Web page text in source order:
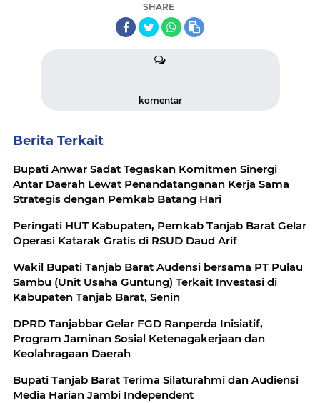
SHARE
komentar
Berita Terkait
Bupati Anwar Sadat Tegaskan Komitmen Sinergi
Antar Daerah Lewat Penandatanganan Kerja Sama
Strategis dengan Pemkab Batang Hari
Peringati HUT Kabupaten, Pemkab Tanjab Barat Gelar
Operasi Katarak Gratis di RSUD Daud Arif
Wakil Bupati Tanjab Barat Audensi bersama PT Pulau
Sambu (Unit Usaha Guntung) Terkait Investasi di
Kabupaten Tanjab Barat, Senin
DPRD Tanjabbar Gelar FGD Ranperda Inisiatif,
Program Jaminan Sosial Ketenagakerjaan dan
Keolahragaan Daerah
Bupati Tanjab Barat Terima Silaturahmi dan Audiensi
Media Harian Jambi Independent